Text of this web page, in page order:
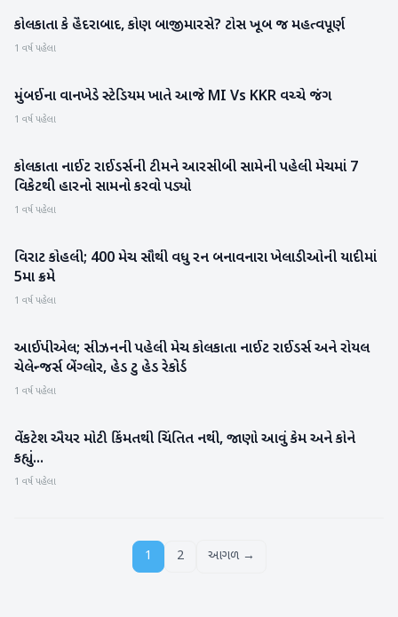
રમતગમત
કોલકાતા કે હૈદરાબાદ, કોણ બાજીમારસે? ટોસ ખૂબ જ મહત્વપૂર્ણ
1 વર્ષ પહેલા
રમતગમત
મુંબઈના વાનખેડે સ્ટેડિયમ ખાતે આજે MI Vs KKR વચ્ચે જંગ
1 વર્ષ પહેલા
રમતગમત
કોલકાતા નાઈટ રાઈડર્સની ટીમને આરસીબી સામેની પહેલી મેચમાં 7
વિકેટથી હારનો સામનો કરવો પડ્યો
1 વર્ષ પહેલા
રમતગમત
વિરાટ કોહલી; 400 મેચ સૌથી વધુ રન બનાવનારા ખેલાડીઓની યાદીમાં
5મા ક્રમે
1 વર્ષ પહેલા
રમતગમત
આઈપીએલ; સીઝનની પહેલી મેચ કોલકાતા નાઈટ રાઈડર્સ અને રોયલ
ચેલેન્જર્સ બેંગ્લોર, હેડ ટુ હેડ રેકોર્ડ
1 વર્ષ પહેલા
રમતગમત
વેંકટેશ ઐયર મોટી કિંમતથી ચિંતિત નથી, જાણો આવું કેમ અને કોને
કહ્યું...
1 વર્ષ પહેલા
1 2 આગળ →